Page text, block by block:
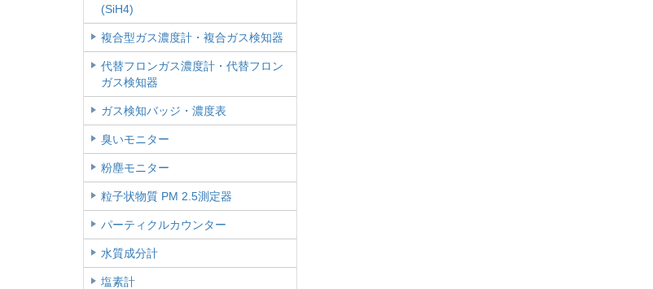
(SiH4)
複合型ガス濃度計・複合ガス検知器
代替フロンガス濃度計・代替フロン
ガス検知器
ガス検知バッジ・濃度表
臭いモニター
粉塵モニター
粒子状物質 PM 2.5測定器
パーティクルカウンター
水質成分計
塩素計